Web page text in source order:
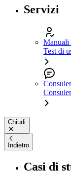
Servizi
Manuali
Test di
Chiudi
Indietro
Casi di